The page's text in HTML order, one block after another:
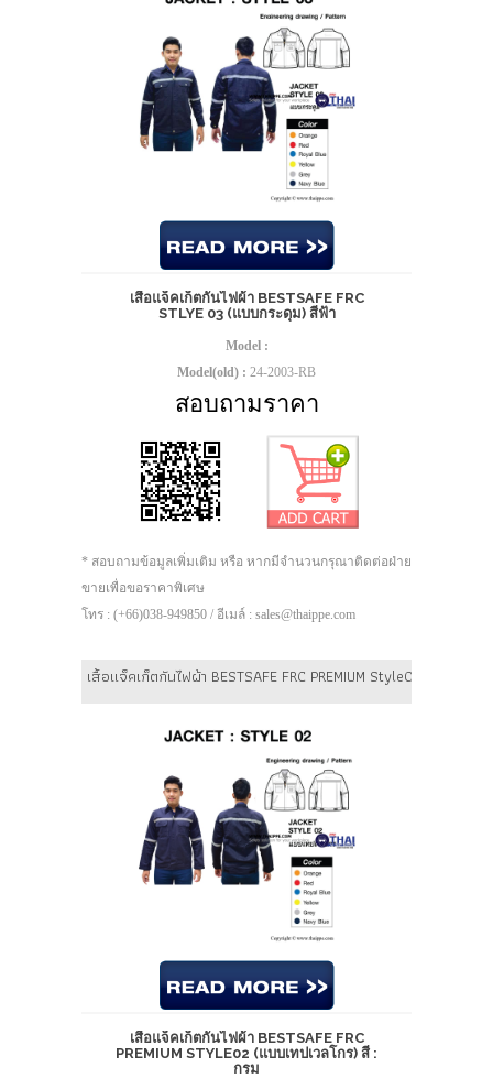
เสื้อแจ็คเก็ตกันไฟผ้า BESTSAFE FRC
STLYE 03 (แบบกระดุม) สีฟ้า
Model :
Model(old) : 24-2003-RB
สอบถามราคา
* สอบถามข้อมูลเพิ่มเติม หรือ หากมีจำนวนกรุณาติดต่อฝ่าย
ขายเพื่อขอราคาพิเศษ
โทร : (+66)038-949850 / อีเมล์ : sales@thaippe.com
เสื้อแจ็คเก็ตกันไฟผ้า BESTSAFE FRC PREMIUM Style02 (แบบเทป
เสื้อแจ็คเก็ตกันไฟผ้า BESTSAFE FRC
PREMIUM STYLE02 (แบบเทปเวลโกร) สี :
กรม